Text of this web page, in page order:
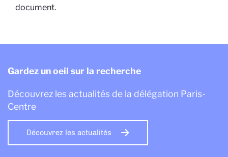
document.
Gardez un oeil sur la recherche
Découvrez les actualités de la délégation Paris-
Centre
Découvrez les actualités